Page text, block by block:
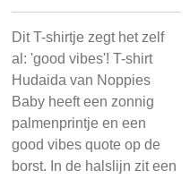
Dit T-shirtje zegt het zelf
al: 'good vibes'! T-shirt
Hudaida van Noppies
Baby heeft een zonnig
palmenprintje en een
good vibes quote op de
borst. In de halslijn zit een